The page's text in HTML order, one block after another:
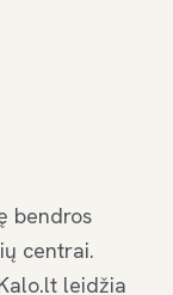
bendros
centrai.
leidžia